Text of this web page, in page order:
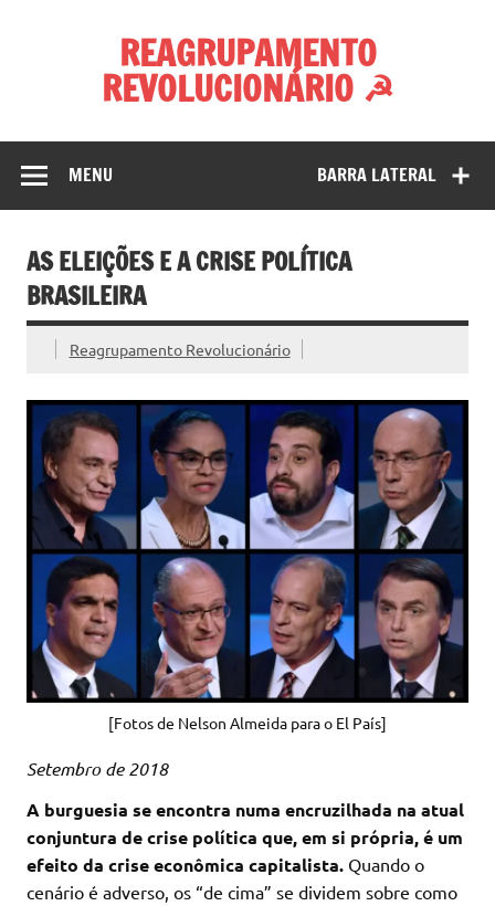
REAGRUPAMENTO
REVOLUCIONÁRIO ☭
BARRA LATERAL
MENU
AS ELEIÇÕES E A CRISE POLÍTICA
BRASILEIRA
Reagrupamento Revolucionário
[Fotos de Nelson Almeida para o El País]
Setembro de 2018
A burguesia se encontra numa encruzilhada na atual
conjuntura de crise política que, em si própria, é um
efeito da crise econômica capitalista. Quando o
cenário é adverso, os “de cima” se dividem sobre como